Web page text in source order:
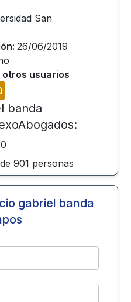
San
26/06/2019
otros usuarios
banda
de901 personas
gabriel banda